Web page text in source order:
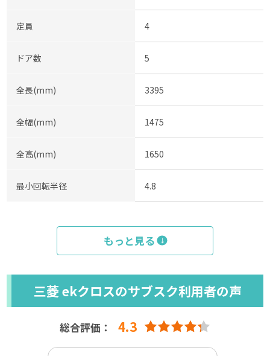
定員 4
ドア数 5
全長(mm) 3395
全幅(mm) 1475
全高(mm) 1650
最小回転半径 4.8
もっと見る
三菱 ekクロスのサブスク利用者の声
総合評価： 4.3